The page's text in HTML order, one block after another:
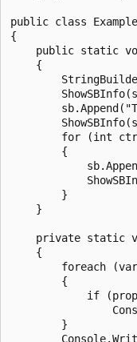
public class
{
public static
    {
for (int
        {
        }
    }
private static
    {
foreach
        {
if
        }